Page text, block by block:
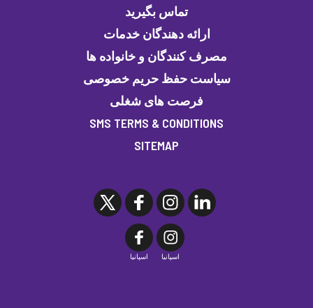
تماس بگیرید
ارائه دهندگان خدمات
مصرف کنندگان و خانواده ها
سیاست حفظ حریم خصوصی
فرصت های شغلی
SMS TERMS & CONDITIONS
SITEMAP
اسپانیا اسپانیا